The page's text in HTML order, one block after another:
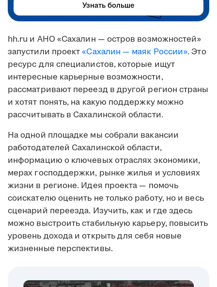
hh.ru и АНО «Сахалин — остров возможностей»
запустили проект«Сахалин — маяк России». Это
ресурс для специалистов, которые ищут
интересные карьерные возможности,
рассматривают переезд в другой регион страны
и хотят понять, на какую поддержку можно
рассчитывать в Сахалинской области.
На одной площадке мы собрали вакансии
работодателей Сахалинской области,
информацию о ключевых отраслях экономики,
мерах господдержки, рынке жилья и условиях
жизни в регионе. Идея проекта — помочь
соискателю оценить не только работу, но и весь
сценарий переезда. Изучить, как и где здесь
можно выстроить стабильную карьеру, повысить
уровень дохода и открыть для себя новые
жизненные перспективы.
Узнать больше